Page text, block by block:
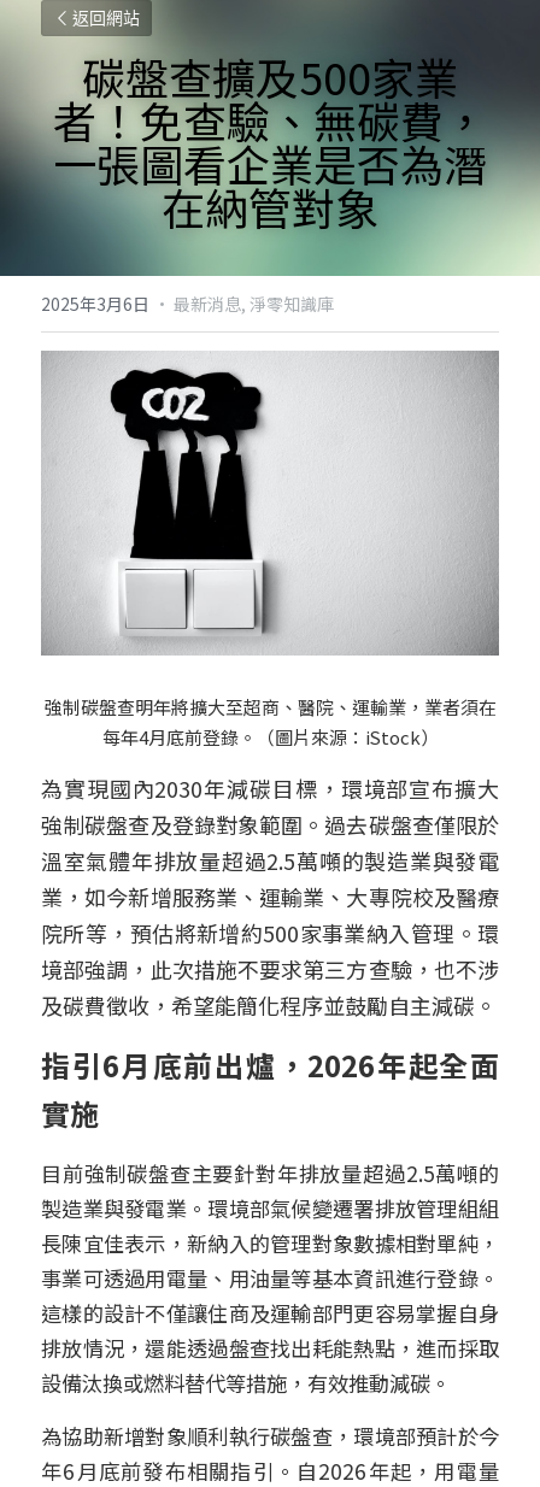
返回網站
碳盤查擴及500家業
者！免查驗、無碳費，
一張圖看企業是否為潛
在納管對象
2025年3月6日 · 最新消息, 淨零知識庫
強制碳盤查明年將擴大至超商、醫院、運輸業，業者須在
每年4月底前登錄。（圖片來源：iStock）
為實現國內2030年減碳目標，環境部宣布擴大
強制碳盤查及登錄對象範圍。過去碳盤查僅限於
溫室氣體年排放量超過2.5萬噸的製造業與發電
業，如今新增服務業、運輸業、大專院校及醫療
院所等，預估將新增約500家事業納入管理。環
境部強調，此次措施不要求第三方查驗，也不涉
及碳費徵收，希望能簡化程序並鼓勵自主減碳。
指引6月底前出爐，2026年起全面
實施
目前強制碳盤查主要針對年排放量超過2.5萬噸的
製造業與發電業。環境部氣候變遷署排放管理組組
長陳宜佳表示，新納入的管理對象數據相對單純，
事業可透過用電量、用油量等基本資訊進行登錄。
這樣的設計不僅讓住商及運輸部門更容易掌握自身
排放情況，還能透過盤查找出耗能熱點，進而採取
設備汰換或燃料替代等措施，有效推動減碳。
為協助新增對象順利執行碳盤查，環境部預計於今
年6月底前發布相關指引。自2026年起，用電量